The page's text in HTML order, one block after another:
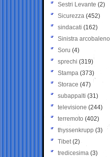
Sestri Levante (2)
Sicurezza (452)
sindacati (162)
Sinistra arcobaleno
Soru (4)
sprechi (319)
Stampa (373)
Storace (47)
subappalti (31)
televisione(244)
terremoto (402)
thyssenkrupp (3)
Tibet(2)
tredicesima (3)